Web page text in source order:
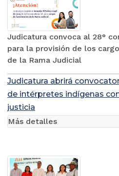
Judicatura convoca al 28°
para la provisión de los
de la Rama Judicial
Judicatura abrirá
de intérpretes indígenas
justicia
Más detalles